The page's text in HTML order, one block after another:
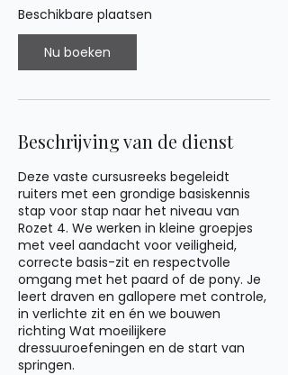
5
Beschikbare plaatsen
Nu boeken
Beschrijving van de dienst
Deze vaste cursusreeks begeleidt
ruiters met een grondige basiskennis
stap voor stap naar het niveau van
Rozet 4. We werken in kleine groepjes
met veel aandacht voor veiligheid,
correcte basis-zit en respectvolle
omgang met het paard of de pony. Je
leert draven en gallopere met controle,
in verlichte zit en én we bouwen
richting Wat moeilijkere
dressuuroefeningen en de start van
springen.